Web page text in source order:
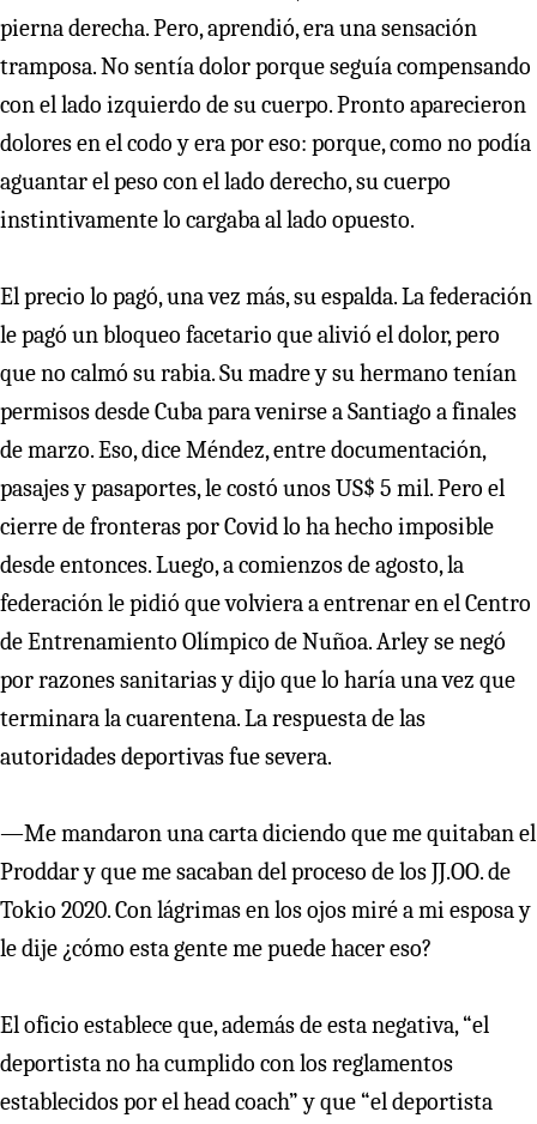
pierna derecha. Pero, aprendió, era una sensación
tramposa. No sentía dolor porque seguía compensando
con el lado izquierdo de su cuerpo. Pronto aparecieron
dolores en el codo y era por eso: porque, como no podía
aguantar el peso con el lado derecho, su cuerpo
instintivamente lo cargaba al lado opuesto.
El precio lo pagó, una vez más, su espalda. La federación
le pagó un bloqueo facetario que alivió el dolor, pero
que no calmó su rabia. Su madre y su hermano tenían
permisos desde Cuba para venirse a Santiago a finales
de marzo. Eso, dice Méndez, entre documentación,
pasajes y pasaportes, le costó unos US$ 5 mil. Pero el
cierre de fronteras por Covid lo ha hecho imposible
desde entonces. Luego, a comienzos de agosto, la
federación le pidió que volviera a entrenar en el Centro
de Entrenamiento Olímpico de Nuñoa. Arley se negó
por razones sanitarias y dijo que lo haría una vez que
terminara la cuarentena. La respuesta de las
autoridades deportivas fue severa.
—Me mandaron una carta diciendo que me quitaban el
Proddar y que me sacaban del proceso de los JJ.OO. de
Tokio 2020. Con lágrimas en los ojos miré a mi esposa y
le dije ¿cómo esta gente me puede hacer eso?
El oficio establece que, además de esta negativa, “el
deportista no ha cumplido con los reglamentos
establecidos por el head coach” y que “el deportista